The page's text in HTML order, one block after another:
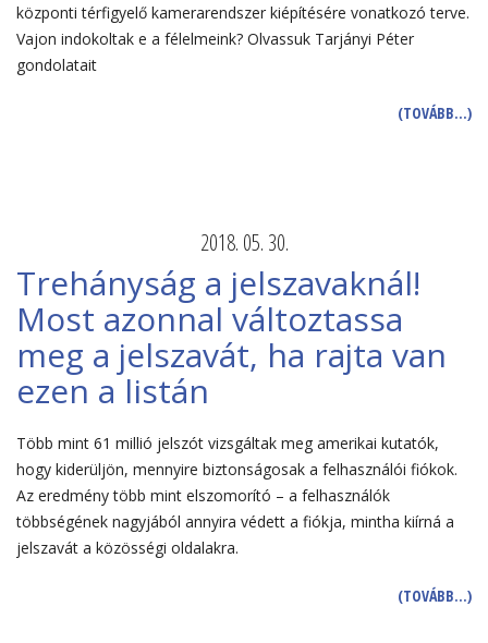
központi térfigyelő kamerarendszer kiépítésére vonatkozó terve.
Vajon indokoltak e a félelmeink? Olvassuk Tarjányi Péter
gondolatait
(TOVÁBB…)
2018. 05. 30.
Trehányság a jelszavaknál!
Most azonnal változtassa
meg a jelszavát, ha rajta van
ezen a listán
Több mint 61 millió jelszót vizsgáltak meg amerikai kutatók,
hogy kiderüljön, mennyire biztonságosak a felhasználói fiókok.
Az eredmény több mint elszomorító – a felhasználók
többségének nagyjából annyira védett a fiókja, mintha kiírná a
jelszavát a közösségi oldalakra.
(TOVÁBB…)